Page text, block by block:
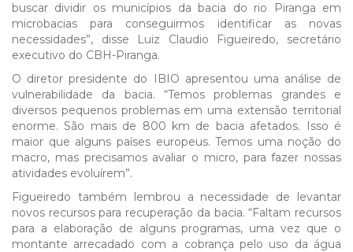
buscar dividir os municípios da bacia do rio Piranga em
microbacias para conseguirmos identificar as novas
necessidades”, disse Luiz Claudio Figueiredo, secretário
executivo do CBH-Piranga.
O diretor presidente do IBIO apresentou uma análise de
vulnerabilidade da bacia. “Temos problemas grandes e
diversos pequenos problemas em uma extensão territorial
enorme. São mais de 800 km de bacia afetados. Isso é
maior que alguns países europeus. Temos uma noção do
macro, mas precisamos avaliar o micro, para fazer nossas
atividades evoluírem”.
Figueiredo também lembrou a necessidade de levantar
novos recursos para recuperação da bacia. “Faltam recursos
para a elaboração de alguns programas, uma vez que o
montante arrecadado com a cobrança pelo uso da água